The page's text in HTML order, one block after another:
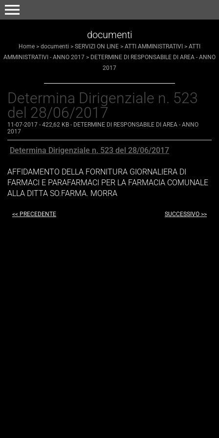
menu
documenti
Home > documenti > SERVIZI ON LINE > ATTI AMMINISTRATIVI > ATTI
AMMINISTRATIVI - ANNO 2017 > DETERMINE DI RESPONSABILE DI AREA - ANNO
2017
Determina Dirigenziale n. 523
del 28/06/2017
11-07-2017 - 422,62 KB - DETERMINE DI RESPONSABILE DI AREA - ANNO
2017
Determina Dirigenziale n. 523 del 28/06/2017
AFFIDAMENTO DELLA FORNITURA GIORNALIERA DI
FARMACI E PARAFARMACI PER LA FARMACIA COMUNALE
ALLA DITTA SO.FARMA. MORRA
<< PRECEDENTE SUCCESSIVO >>